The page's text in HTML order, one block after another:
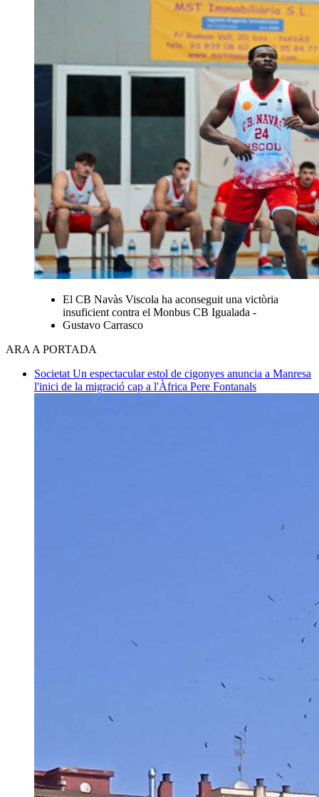
El CB Navàs Viscola ha aconseguit una victòria
insuficient contra el Monbus CB Igualada -
Gustavo Carrasco
ARA A PORTADA
Societat Un espectacular estol de cigonyes anuncia a Manresa
l'inici de la migració cap a l'Àfrica Pere Fontanals